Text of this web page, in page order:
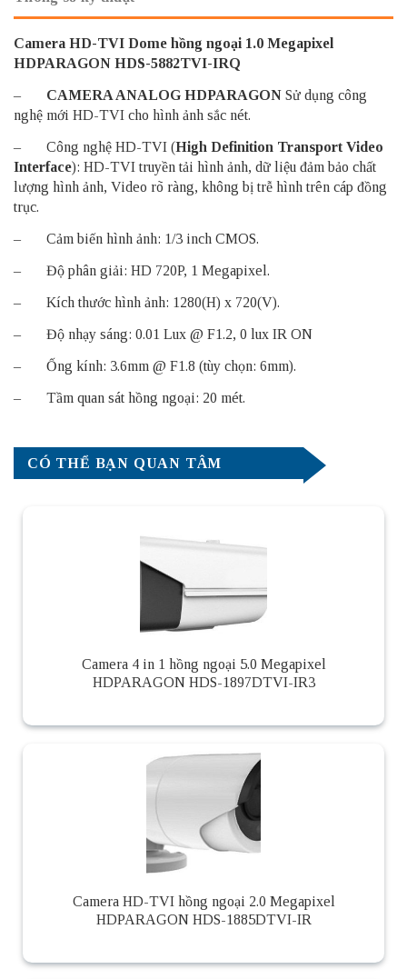
Camera HD-TVI Dome hồng ngoại 1.0 Megapixel
HDPARAGON HDS-5882TVI-IRQ
– CAMERA ANALOG HDPARAGON Sử dụng công
nghệ mới HD-TVI cho hình ảnh sắc nét.
– Công nghệ HD-TVI (High Definition Transport Video
Interface): HD-TVI truyền tải hình ảnh, dữ liệu đảm bảo chất
lượng hình ảnh, Video rõ ràng, không bị trễ hình trên cáp đồng
trục.
– Cảm biến hình ảnh: 1/3 inch CMOS.
– Độ phân giải: HD 720P, 1 Megapixel.
– Kích thước hình ảnh: 1280(H) x 720(V).
– Độ nhạy sáng: 0.01 Lux @ F1.2, 0 lux IR ON
– Ống kính: 3.6mm @ F1.8 (tùy chọn: 6mm).
– Tầm quan sát hồng ngoại: 20 mét.
CÓ THỂ BẠN QUAN TÂM
Camera 4 in 1 hồng ngoại 5.0 Megapixel
HDPARAGON HDS-1897DTVI-IR3
Camera HD-TVI hồng ngoại 2.0 Megapixel
HDPARAGON HDS-1885DTVI-IR